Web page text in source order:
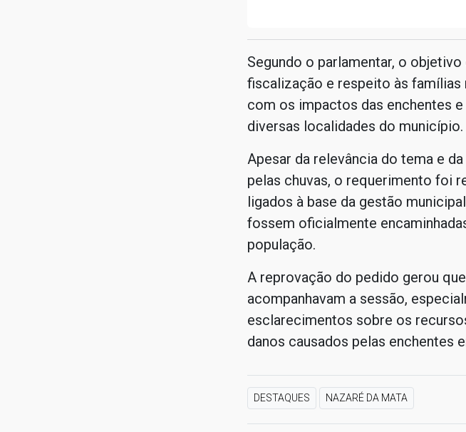
Segundo o parlamentar, o
fiscalização e respeito às famílias
com os impactos das enchentes
diversas localidades do município.
Apesar da relevância do tema e
pelas chuvas, o requerimento foi
ligados à base da gestão
fossem oficialmente
população.
A reprovação do pedido gerou
acompanhavam a sessão,
esclarecimentos sobre os
danos causados pelas enchentes
DESTAQUES NAZARÉ DA MATA